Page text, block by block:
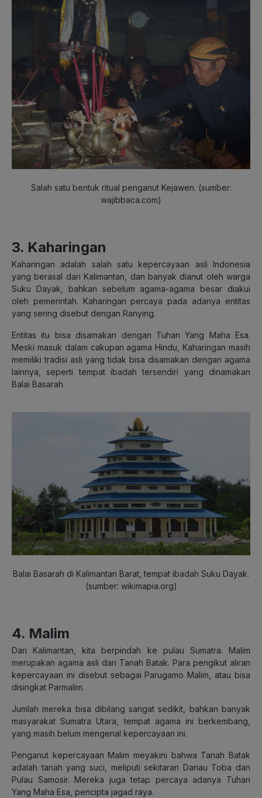
Salah satu bentuk ritual penganut Kejawen. (sumber:
wajibbaca.com)
3. Kaharingan
Kaharingan adalah salah satu kepercayaan asli Indonesia
yang berasal dari Kalimantan, dan banyak dianut oleh warga
Suku Dayak, bahkan sebelum agama-agama besar diakui
oleh pemerintah. Kaharingan percaya pada adanya entitas
yang sering disebut dengan Ranying.
Entitas itu bisa disamakan dengan Tuhan Yang Maha Esa.
Meski masuk dalam cakupan agama Hindu, Kaharingan masih
memiliki tradisi asli yang tidak bisa disamakan dengan agama
lainnya, seperti tempat ibadah tersendiri yang dinamakan
Balai Basarah.
Balai Basarah di Kalimantan Barat, tempat ibadah Suku Dayak.
(sumber: wikimapia.org)
4. Malim
Dari Kalimantan, kita berpindah ke pulau Sumatra. Malim
merupakan agama asli dari Tanah Batak. Para pengikut aliran
kepercayaan ini disebut sebagai Parugamo Malim, atau bisa
disingkat Parmalim.
Jumlah mereka bisa dibilang sangat sedikit, bahkan banyak
masyarakat Sumatra Utara, tempat agama ini berkembang,
yang masih belum mengenal kepercayaan ini.
Penganut kepercayaan Malim meyakini bahwa Tanah Batak
adalah tanah yang suci, meliputi sekitaran Danau Toba dan
Pulau Samosir. Mereka juga tetap percaya adanya Tuhan
Yang Maha Esa, pencipta jagad raya.